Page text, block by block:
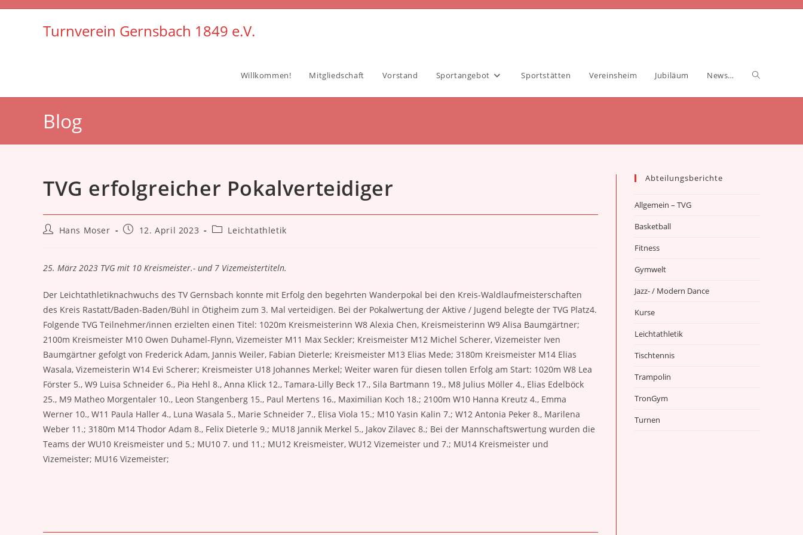
Zum
Turnverein Gernsbach 1849 e.V.
Willkommen! Mitgliedschaft Vorstand Sportangebot Sportstätten Vereinsheim Jubiläum News… Website-
Blog
TVG erfolgreicher Pokalverteidiger
Beitrags-
Hans Moser
Beitrag12. April 2023
Beitrags-
Leichtathletik
25. März 2023 TVG mit 10 Kreismeister.- und 7 Vizemeistertiteln.
Der Leichtathletiknachwuchs des TV Gernsbach konnte mit Erfolg den begehrten Wanderpokal bei den Kreis-Waldlaufmeisterschaften
des Kreis Rastatt/Baden-Baden/Bühl in Ötigheim zum 3. Mal verteidigen. Bei der Pokalwertung der Aktive / Jugend belegte der TVG Platz4.
Folgende TVG Teilnehmer/innen erzielten einen Titel: 1020m Kreismeisterinn W8 Alexia Chen, Kreismeisterinn W9 Alisa Baumgärtner;
2100m Kreismeister M10 Owen Duhamel-Flynn, Vizemeister M11 Max Seckler; Kreismeister M12 Michel Scherer, Vizemeister Iven
Baumgärtner gefolgt von Frederick Adam, Jannis Weiler, Fabian Dieterle; Kreismeister M13 Elias Mede; 3180m Kreismeister M14 Elias
Wasala, Vizemeisterin W14 Evi Scherer; Kreismeister U18 Johannes Merkel; Weiter waren für diesen tollen Erfolg am Start: 1020m W8 Lea
Förster 5., W9 Luisa Schneider 6., Pia Hehl 8., Anna Klick 12., Tamara-Lilly Beck 17., Sila Bartmann 19., M8 Julius Möller 4., Elias Edelböck
25., M9 Matheo Morgentaler 10., Leon Stangenberg 15., Paul Mertens 16., Maximilian Koch 18.; 2100m W10 Hanna Kreutz 4., Emma
Werner 10., W11 Paula Haller 4., Luna Wasala 5., Marie Schneider 7., Elisa Viola 15.; M10 Yasin Kalin 7.; W12 Antonia Peker 8., Marilena
Weber 11.; 3180m M14 Thodor Adam 8., Felix Dieterle 9.; MU18 Jannik Merkel 5., Jakov Zilavec 8.; Bei der Mannschaftswertung wurden die
Teams der WU10 Kreismeister und 5.; MU10 7. und 11.; MU12 Kreismeister, WU12 Vizemeister und 7.; MU14 Kreismeister und
Vizemeister; MU16 Vizemeister;
Abteilungsberichte
Allgemein – TVG
Basketball
Fitness
Gymwelt
Jazz- / Modern Dance
Kurse
Leichtathletik
Tischtennis
Trampolin
TronGym
Turnen